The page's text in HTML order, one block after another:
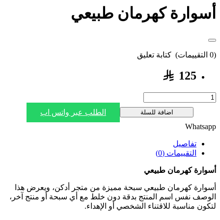
أسوارة كهرمان طبيعي
(0 التقييمات) كتابة تعليق
125
اضافة للسلة
الطلب عبر واتس اب
Whatsapp
تفاصيل
التقييمات (0)
أسوارة كهرمان طبيعي
أسوارة كهرمان طبيعي سبحة مميزة من متجر أدكن، ويعرض هذا
الوصف نفس اسم المنتج بدقة دون خلط مع أي سبحة أو منتج آخر،
لتكون مناسبة للاقتناء الشخصي أو الإهداء.